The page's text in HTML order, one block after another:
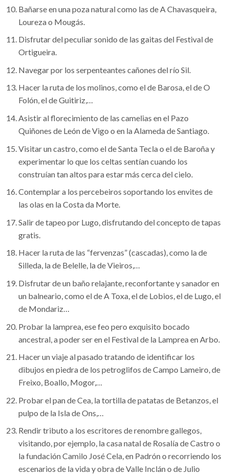
Bañarse en una poza natural como las de A Chavasqueira,
Loureza o Mougás.
Disfrutar del peculiar sonido de las gaitas del Festival de
Ortigueira.
Navegar por los serpenteantes cañones del río Sil.
Hacer la ruta de los molinos, como el de Barosa, el de O
Folón, el de Guitiriz,…
Asistir al florecimiento de las camelias en el Pazo
Quiñones de León de Vigo o en la Alameda de Santiago.
Visitar un castro, como el de Santa Tecla o el de Baroña y
experimentar lo que los celtas sentían cuando los
construían tan altos para estar más cerca del cielo.
Contemplar a los percebeiros soportando los envites de
las olas en la Costa da Morte.
Salir de tapeo por Lugo, disfrutando del concepto de tapas
gratis.
Hacer la ruta de las “fervenzas” (cascadas), como la de
Silleda, la de Belelle, la de Vieiros,…
Disfrutar de un baño relajante, reconfortante y sanador en
un balneario, como el de A Toxa, el de Lobios, el de Lugo, el
de Mondariz…
Probar la lamprea, ese feo pero exquisito bocado
ancestral, a poder ser en el Festival de la Lamprea en Arbo.
Hacer un viaje al pasado tratando de identificar los
dibujos en piedra de los petroglifos de Campo Lameiro, de
Freixo, Boallo, Mogor,…
Probar el pan de Cea, la tortilla de patatas de Betanzos, el
pulpo de la Isla de Ons,…
Rendir tributo a los escritores de renombre gallegos,
visitando, por ejemplo, la casa natal de Rosalía de Castro o
la fundación Camilo José Cela, en Padrón o recorriendo los
escenarios de la vida y obra de Valle Inclán o de Julio